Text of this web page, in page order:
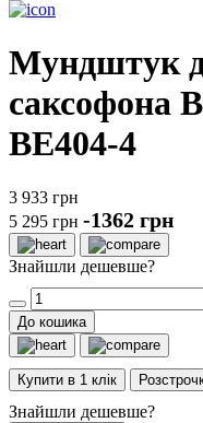
Мундштук
саксофона
BE404-4
3 933 грн
5 295 грн -1362 грн
Знайшли дешевше?
До кошика
Купити в 1 клік
Знайшли дешевше?